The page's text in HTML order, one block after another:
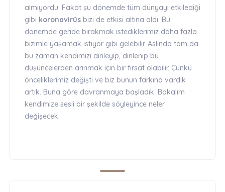
almıyordu. Fakat şu dönemde tüm dünyayı etkilediği
gibi koronavirüsbizi de etkisi altına aldı. Bu
dönemde geride bırakmak istediklerimiz daha fazla
bizimle yaşamak istiyor gibi gelebilir. Aslında tam da
bu zaman kendimizi dinleyip, dinlenip bu
düşüncelerden arınmak için bir fırsat olabilir. Çünkü
önceliklerimiz değişti ve biz bunun farkına vardık
artık. Buna göre davranmaya başladık. Bakalım
kendimize sesli bir şekilde söyleyince neler
değişecek.